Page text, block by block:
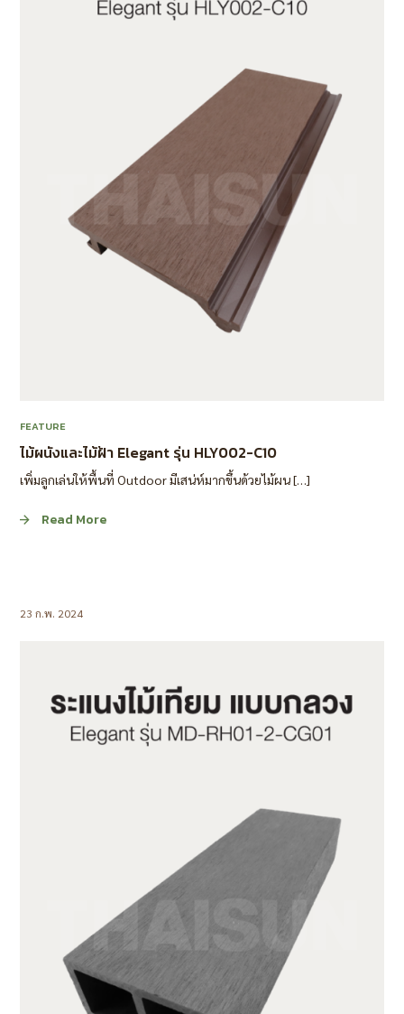
FEATURE
ไม้ผนังและไม้ฝ้า Elegant รุ่น HLY002-C10
เพิ่มลูกเล่นให้พื้นที่ Outdoor มีเสน่ห์มากขึ้นด้วยไม้ผน […]
Read More
23 ก.พ. 2024